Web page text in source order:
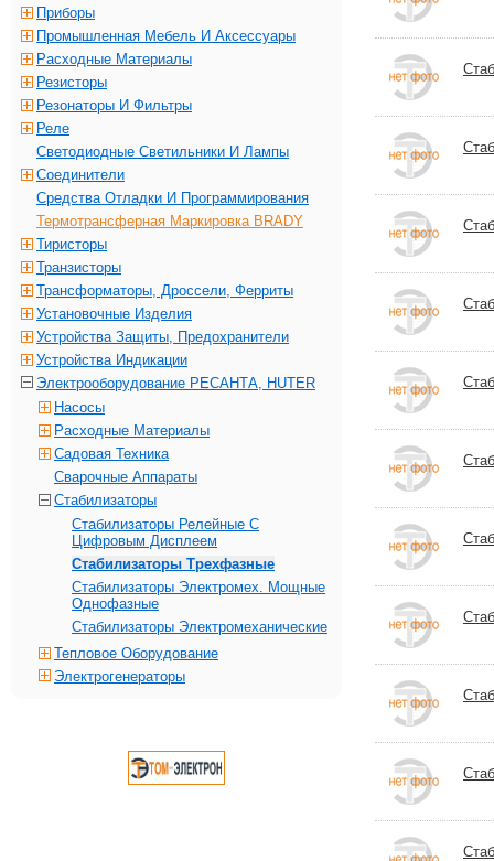
Приборы
Промышленная Мебель И Аксессуары
Расходные Материалы
Резисторы
Резонаторы И Фильтры
Реле
Светодиодные Светильники И Лампы
Соединители
Средства Отладки И Программирования
Термотрансферная Маркировка BRADY
Тиристоры
Транзисторы
Трансформаторы, Дроссели, Ферриты
Установочные Изделия
Устройства Защиты, Предохранители
Устройства Индикации
Электрооборудование РЕСАНТА, HUTER
Насосы
Расходные Материалы
Садовая Техника
Сварочные Аппараты
Стабилизаторы
Стабилизаторы Релейные С
Цифровым Дисплеем
Стабилизаторы Трехфазные
Стабилизаторы Электромех. Мощные
Однофазные
Стабилизаторы Электромеханические
Тепловое Оборудование
Электрогенераторы